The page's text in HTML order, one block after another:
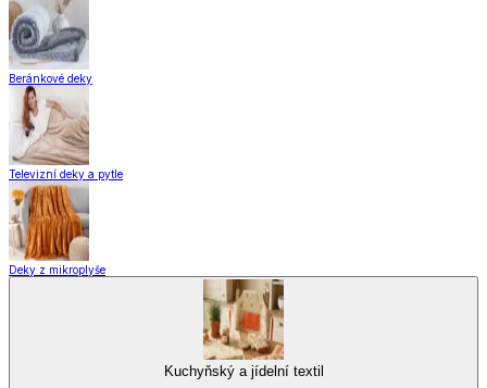
Beránkové deky
Televizní deky a pytle
Deky z mikroplyše
Kuchyňský a jídelní textil